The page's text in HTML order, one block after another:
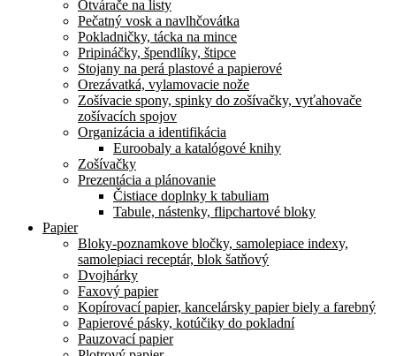
Otvárače na listy
Pečatný vosk a navlhčovátka
Pokladničky, tácka na mince
Pripináčky, špendlíky, štipce
Stojany na perá plastové a papierové
Orezávatká, vylamovacie nože
Zošívacie spony, spinky do zošívačky, vyťahovače
zošívacích spojov
Organizácia a identifikácia
Euroobaly a katalógové knihy
Zošívačky
Prezentácia a plánovanie
Čistiace doplnky k tabuliam
Tabule, nástenky, flipchartové bloky
Papier
Bloky-poznamkove bločky, samolepiace indexy,
samolepiaci receptár, blok šatňový
Dvojhárky
Faxový papier
Kopírovací papier, kancelársky papier biely a farebný
Papierové pásky, kotúčiky do pokladní
Pauzovací papier